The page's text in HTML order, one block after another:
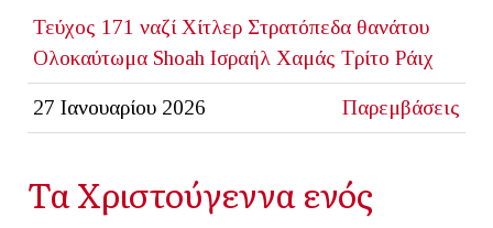
Τεύχος 171 ναζί Χίτλερ Στρατόπεδα θανάτου
Ολοκαύτωμα Shoah Ισραήλ Χαμάς Τρίτο Ράιχ
27 Ιανουαρίου 2026 Παρεμβάσεις
Τα Χριστούγεννα ενός